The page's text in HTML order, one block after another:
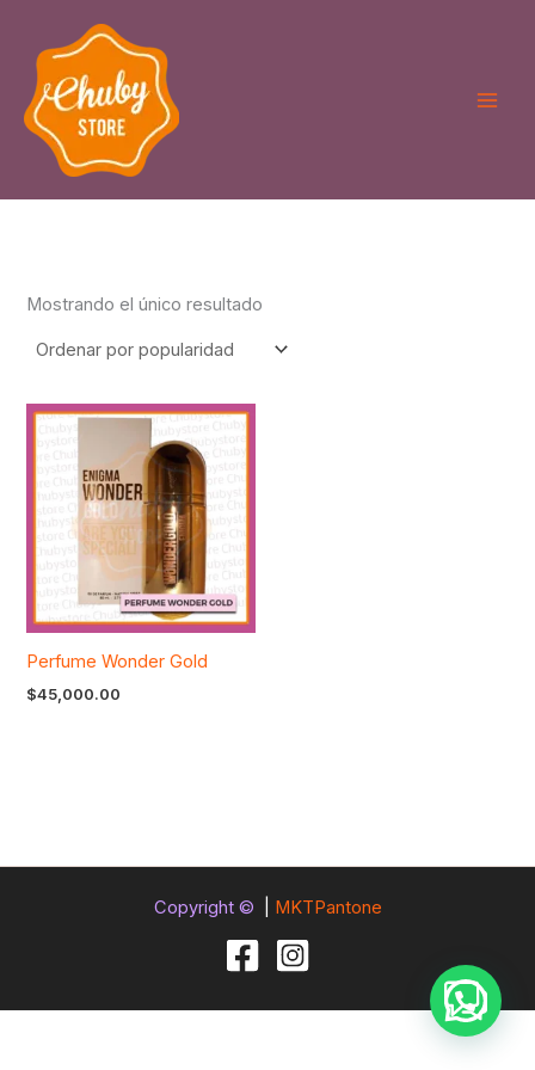
contenido
Mostrando el único resultado
Perfume Wonder Gold
$45,000.00
Copyright © MKTPantone